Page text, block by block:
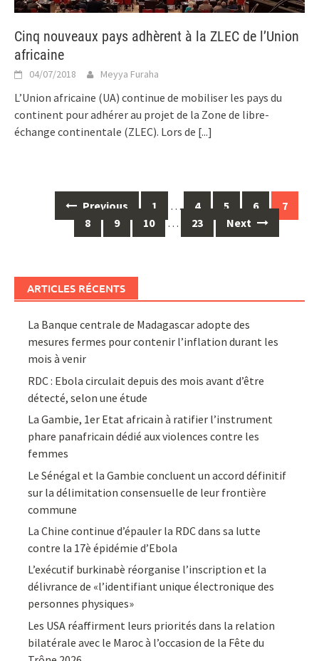
Cinq nouveaux pays adhèrent à la ZLEC de l’Union
africaine
04/07/2018 Meyya Furaha
L’Union africaine (UA) continue de mobiliser les pays du
continent pour adhérer au projet de la Zone de libre-
échange continentale (ZLEC). Lors de [...]
navigation
Previous 1 … 4 5 6
7
8
9 10 … 23 Next
ARTICLES RÉCENTS
La Banque centrale de Madagascar adopte des
mesures fermes pour contenir l’inflation durant les
mois à venir
RDC : Ebola circulait depuis des mois avant d’être
détecté, selon une étude
La Gambie, 1er Etat africain à ratifier l’instrument
phare panafricain dédié aux violences contre les
femmes
Le Sénégal et la Gambie concluent un accord définitif
sur la délimitation consensuelle de leur frontière
commune
La Chine continue d’épauler la RDC dans sa lutte
contre la 17è épidémie d’Ebola
L’exécutif burkinabè réorganise l’inscription et la
délivrance de «l’identifiant unique électronique des
personnes physiques»
Les USA réaffirment leurs priorités dans la relation
bilatérale avec le Maroc à l’occasion de la Fête du